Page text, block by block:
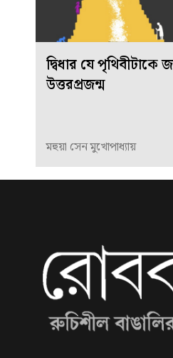
দ্বিধার যে
উত্তরপ্রজন্ম
মহুয়া সেন মুখোপাধ্যায়